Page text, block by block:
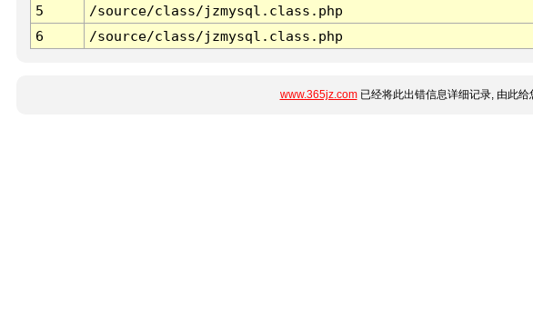
5
/source/class/jzmysql.class.php
6
/source/class/jzmysql.class.php
www.365jz.com已经将此出错信息详细记录, 由此